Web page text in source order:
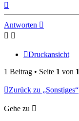
Antworten
Druckansicht
1 Beitrag • Seite 1 von 1
Zurück zu „Sonstiges“
Gehe zu